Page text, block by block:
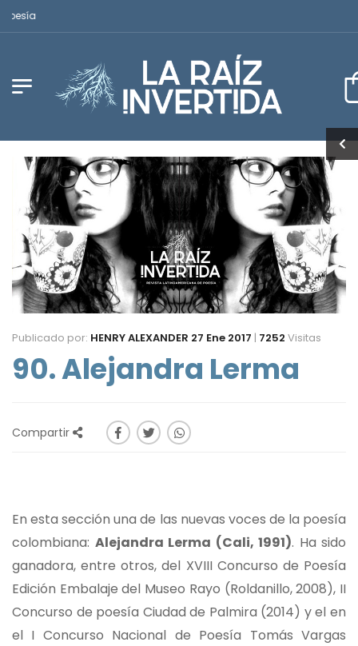
Publicado por: HENRY ALEXANDER 27 Ene 2017 | 7252 Visitas
90. Alejandra Lerma
Compartir
En esta sección una de las nuevas voces de la poesía
colombiana: Alejandra Lerma (Cali, 1991). Ha sido
ganadora, entre otros, del XVIII Concurso de Poesía
Edición Embalaje del Museo Rayo (Roldanillo, 2008), II
Concurso de poesía Ciudad de Palmira (2014) y el en
el I Concurso Nacional de Poesía Tomás Vargas